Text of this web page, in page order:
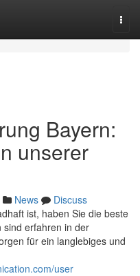
Bayern:
unserer
News
Discuss
ist, haben Sie die beste
sind erfahren in der
für ein langlebiges und
user